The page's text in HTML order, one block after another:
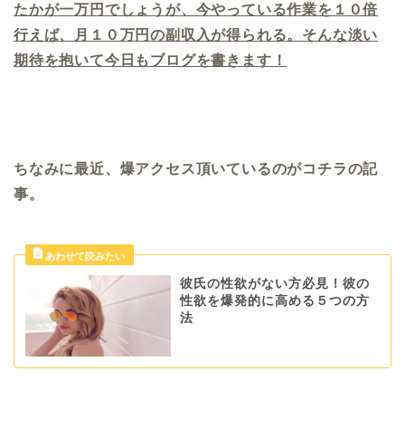
たかが一万円でしょうが、今やっている作業を１０倍
行えば、月１０万円の副収入が得られる。そんな淡い
期待を抱いて今日もブログを書きます！
ちなみに最近、爆アクセス頂いているのがコチラの記
事。
彼氏の性欲がない方必見！彼の
性欲を爆発的に高める５つの方
法